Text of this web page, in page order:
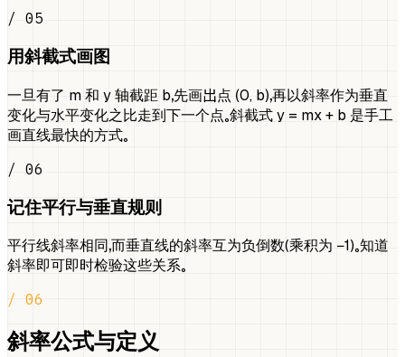
/ 05
用斜截式画图
一旦有了 m 和 y 轴截距 b，先画出点 (0, b)，再以斜率作为垂直
变化与水平变化之比走到下一个点。斜截式 y = mx + b 是手工
画直线最快的方式。
/ 06
记住平行与垂直规则
平行线斜率相同，而垂直线的斜率互为负倒数（乘积为 −1）。知道
斜率即可即时检验这些关系。
/ 06
斜率公式与定义